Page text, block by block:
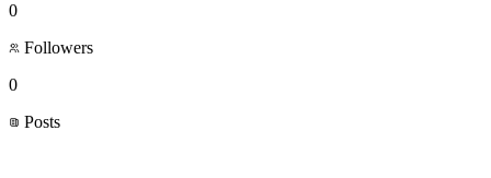
0
Followers
0
Posts